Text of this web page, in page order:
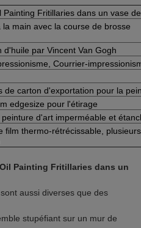
Painting Fritillaries dans un vase
la main avec la course de brosse
d'huile par Vincent Van Gogh
Courrier-
de carton d'exportation pour la
edgesize pour l'étirage
d'art imperméable et
film thermo-rétrécissable,
Painting Fritillaries dans un
aussi diverses que des
stupéfiant sur un mur de